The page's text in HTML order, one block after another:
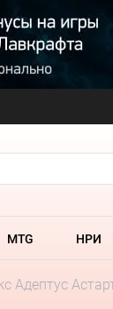
MTG НРИ
Адептус